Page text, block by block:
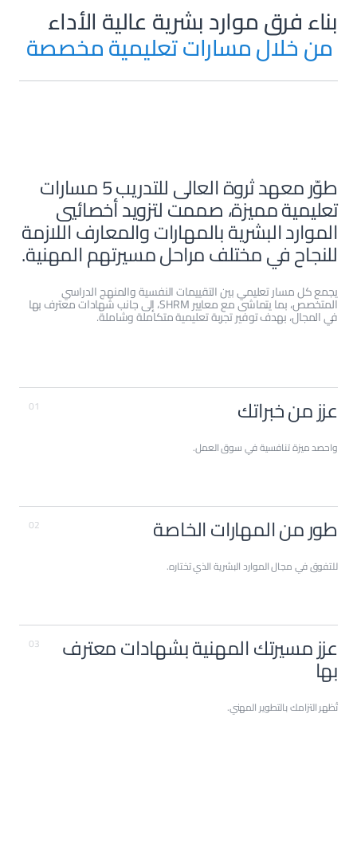
بناء فرق موارد بشرية عالية الأداء
من خلال مسارات تعليمية مخصصة
طوّر معهد ثروة العالى للتدريب 5 مسارات
تعليمية مميزة، صممت لتزويد أخصائيي
الموارد البشرية بالمهارات والمعارف اللازمة
للنجاح في مختلف مراحل مسيرتهم المهنية.
يجمع كل مسار تعليمي بين التقييمات النفسية والمنهج الدراسي
المتخصص، بما يتماشى مع معايير SHRM، إلى جانب شهادات معترف بها
في المجال، بهدف توفير تجربة تعليمية متكاملة وشاملة.
عزز من خبراتك 01
واحصد ميزة تنافسية في سوق العمل.
طور من المهارات الخاصة 02
للتفوق في مجال الموارد البشرية الذي تختاره.
عزز مسيرتك المهنية بشهادات معترف
بها
03
تُظهر التزامك بالتطوير المهني.